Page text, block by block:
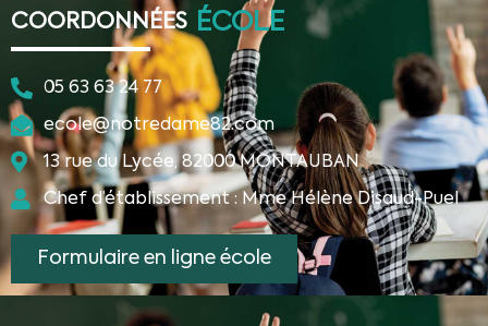
COORDONNÉES ÉCOLE
05 63 63 24 77
ecole@notredame82.com
13 rue du Lycée, 82000 MONTAUBAN
Chef d’établissement : Mme Hélène Disaud-Puel
Formulaire en ligne école